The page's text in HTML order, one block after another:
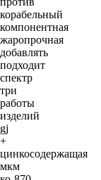
корабельный
компонентная
жаропрочная
добавлять
подходит
спектр
три
работы
изделий
gj
+
цинкосодержащая
мкм